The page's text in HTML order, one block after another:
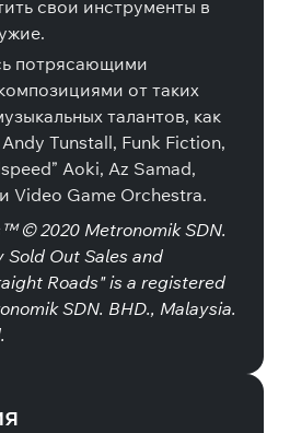
свои инструменты в
потрясающими
от таких
талантов, как
Tunstall, Funk Fiction,
Aoki, Az Samad,
Video Game Orchestra.
© 2020 Metronomik SDN.
Sold Out Sales and
Roads" is a registered
SDN. BHD., Malaysia.